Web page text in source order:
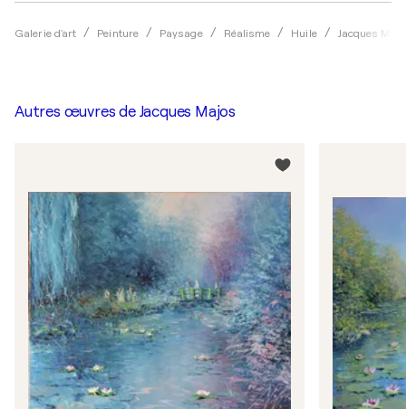
Galerie d'art Peinture Paysage Réalisme Huile Jacques
Autres œuvres de Jacques Majos